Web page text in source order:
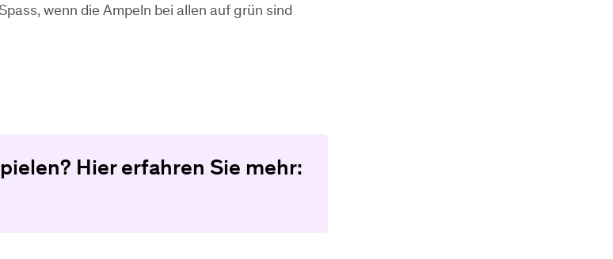
wenn die Ampeln bei allen auf grün sind
Hier erfahren Sie mehr: